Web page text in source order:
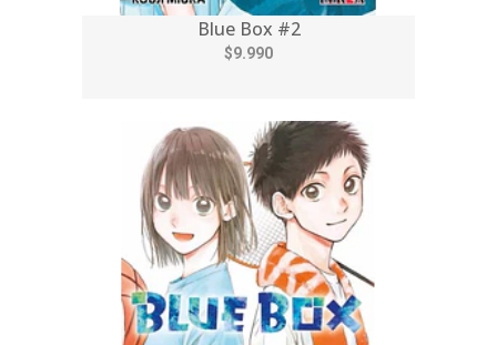
Blue Box #2
$9.990